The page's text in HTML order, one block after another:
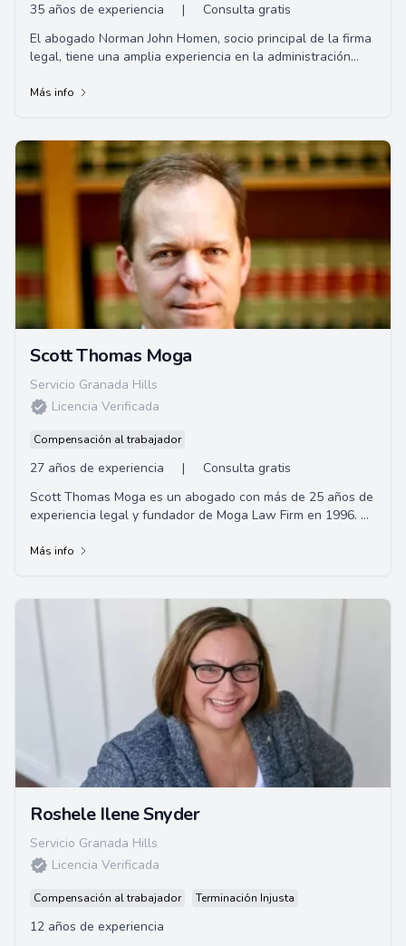
35 años de experiencia |
Consulta gratis
El abogado Norman John Homen, socio principal de la firma
legal, tiene una amplia experiencia en la administración
Más info
Scott Thomas Moga
Servicio Granada Hills
Licencia Verificada
Compensación al trabajador
27 años de experiencia |
Consulta gratis
Scott Thomas Moga es un abogado con más de 25 años de
experiencia legal y fundador de Moga Law Firm en 1996. Se
Más info
Roshele Ilene Snyder
Servicio Granada Hills
Licencia Verificada
Compensación al trabajador Terminación Injusta
12 años de experiencia